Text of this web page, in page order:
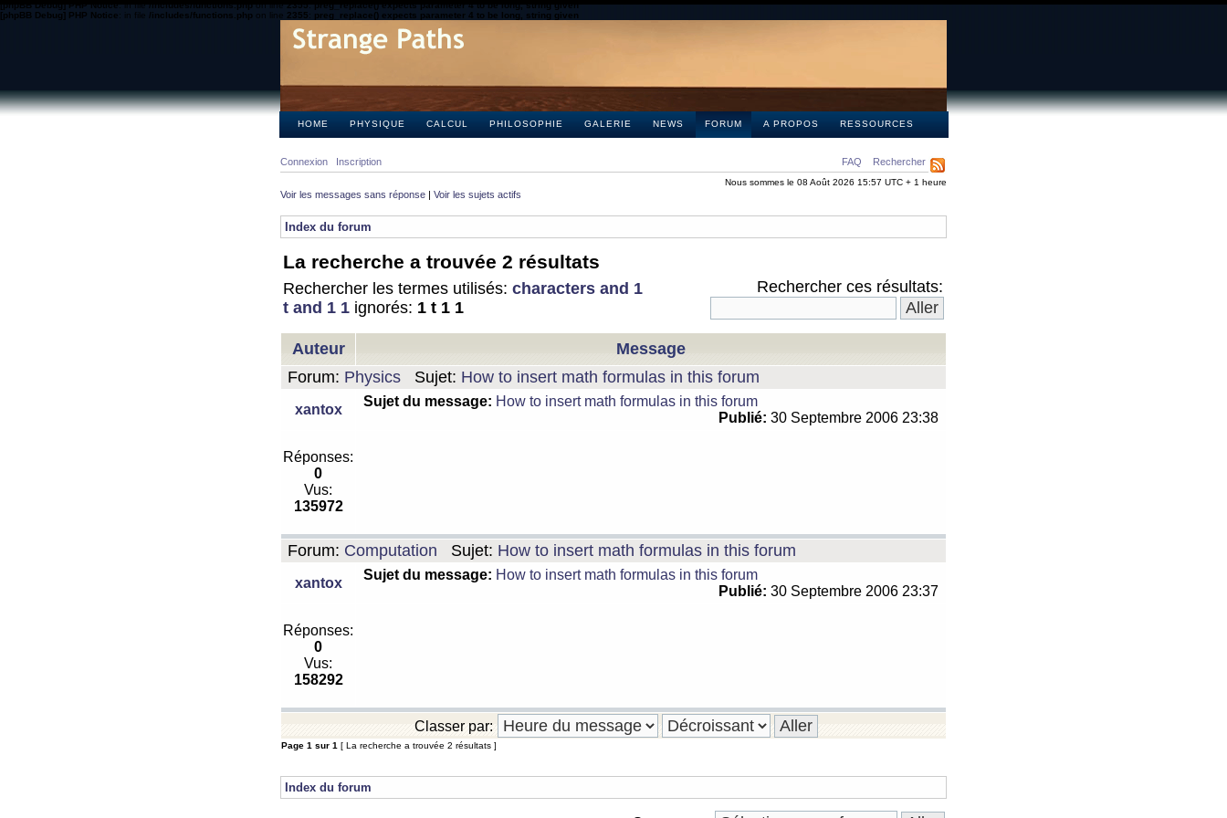
[phpBB Debug] PHP Notice: in file/includes/functions.phpon line2355:preg_replace() expects parameter 4 to be long, string given
[phpBB Debug] PHP Notice: in file /includes/functions.php on line 2355: preg_replace() expects parameter 4 to be long, string given
HOME PHYSIQUE CALCUL PHILOSOPHIE GALERIE NEWS FORUM A PROPOS RESSOURCES
FAQ Rechercher
Connexion Inscription
Nous sommes le 08 Août 2026 15:57 UTC + 1 heure
Voir les messages sans réponse | Voir les sujets actifs
Index du forum
La recherche a trouvée 2 résultats
Rechercher les termes utilisés: characters and 1
t and 1 1 ignorés: 1 t 1 1
Rechercher ces résultats:
Auteur
Message
Forum: Physics Sujet: How to insert math formulas in this forum
xantox
Sujet du message: How to insert math formulas in this forum
Publié: 30 Septembre 2006 23:38
Réponses:
0
Vus:
135972
Forum: Computation Sujet: How to insert math formulas in this forum
xantox
Sujet du message: How to insert math formulas in this forum
Publié: 30 Septembre 2006 23:37
Réponses:
0
Vus:
158292
Classer par:
Page 1 sur 1 [ La recherche a trouvée 2 résultats ]
Index du forum